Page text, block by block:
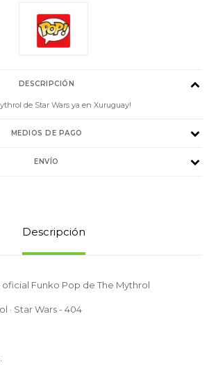
DESCRIPCIÓN
de Star Wars ya en Xuruguay!
MEDIOS DE PAGO
ENVÍO
Descripción
Funko Pop de The Mythrol
· Star Wars - 404